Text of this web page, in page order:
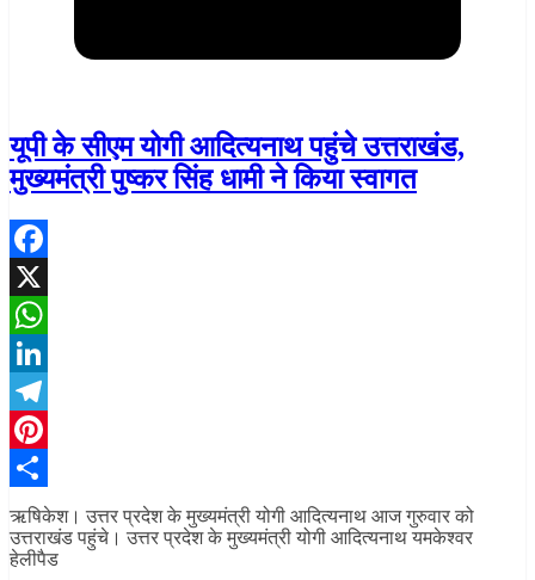
यूपी के सीएम योगी आदित्यनाथ पहुंचे उत्तराखंड,
मुख्यमंत्री पुष्कर सिंह धामी ने किया स्वागत
Facebook
X
WhatsApp
LinkedIn
Telegram
Pinterest
Share
ऋषिकेश। उत्तर प्रदेश के मुख्यमंत्री योगी आदित्यनाथ आज गुरुवार को
उत्तराखंड पहुंचे। उत्तर प्रदेश के मुख्यमंत्री योगी आदित्यनाथ यमकेश्वर
हेलीपैड